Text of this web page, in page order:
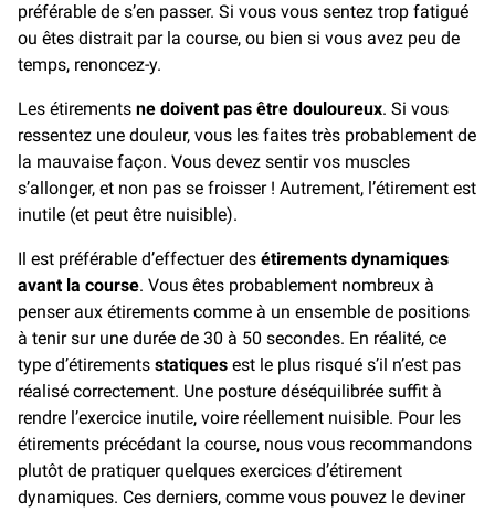
préférable de s’en passer. Si vous vous sentez trop fatigué
ou êtes distrait par la course, ou bien si vous avez peu de
temps, renoncez-y.
Les étirements ne doivent pas être douloureux. Si vous
ressentez une douleur, vous les faites très probablement de
la mauvaise façon. Vous devez sentir vos muscles
s’allonger, et non pas se froisser ! Autrement, l’étirement est
inutile (et peut être nuisible).
Il est préférable d’effectuer des étirements dynamiques
avant la course. Vous êtes probablement nombreux à
penser aux étirements comme à un ensemble de positions
à tenir sur une durée de 30 à 50 secondes. En réalité, ce
type d’étirements statiques est le plus risqué s’il n’est pas
réalisé correctement. Une posture déséquilibrée suffit à
rendre l’exercice inutile, voire réellement nuisible. Pour les
étirements précédant la course, nous vous recommandons
plutôt de pratiquer quelques exercices d’étirement
dynamiques. Ces derniers, comme vous pouvez le deviner